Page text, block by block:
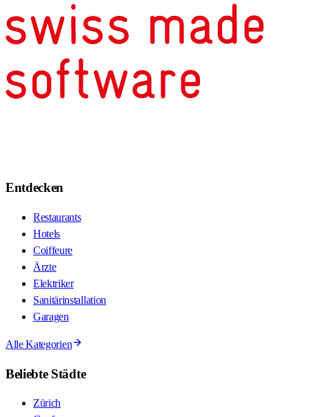
Entdecken
Restaurants
Hotels
Coiffeure
Ärzte
Elektriker
Sanitärinstallation
Garagen
Alle Kategorien
Beliebte Städte
Zürich